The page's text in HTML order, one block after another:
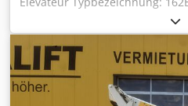
Konturmarkierung mit
seitlich weiß und hinten rot
Ultramarinblau Auffahrrampen
Bildern handelt es sich um
Archivbilder. Das Fahrzeug ist
Bühne/2015 Trägerfahrzeug
Arbeitshöhe: 16,50 m
Reichweite: 10,70 m
2 x 60 ° Gesamtgewicht: 3.490
m Durchfahrtshöhe: 3,01 m
0,70 m Tragfähigkeit Korb: